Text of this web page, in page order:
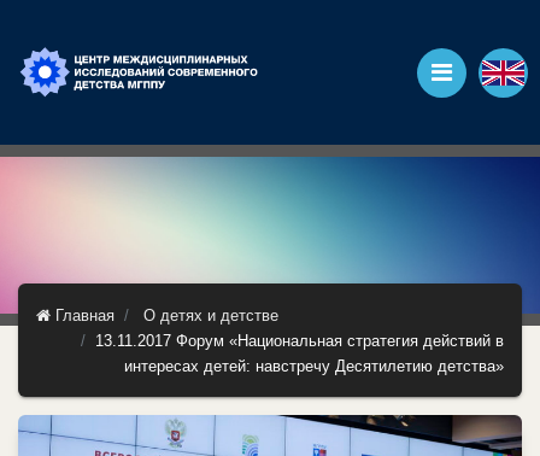
Главная
О детях и детстве
13.11.2017 Форум «Национальная стратегия действий в
интересах детей: навстречу Десятилетию детства»